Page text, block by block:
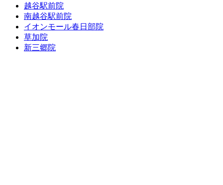
越谷駅前院
南越谷駅前院
イオンモール春日部院
草加院
新三郷院